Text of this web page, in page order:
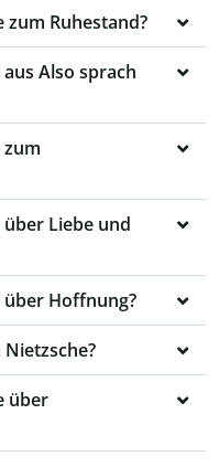
zum Ruhestand?
Also sprach
Liebe und
über Hoffnung?
über